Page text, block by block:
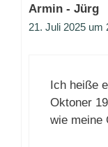
Armin - Jürg
21. Juli 2025 um
Ich heiße
Oktoner
wie meine